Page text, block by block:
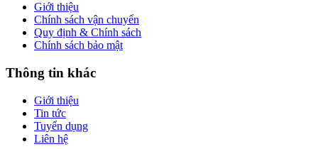
Giới thiệu
Chính sách vận chuyển
Quy định & Chính sách
Chính sách bảo mật
Thông tin khác
Giới thiệu
Tin tức
Tuyển dụng
Liên hệ